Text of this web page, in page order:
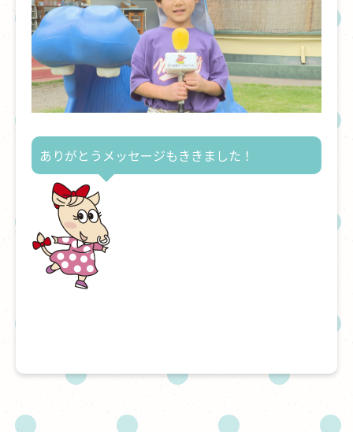
ありがとうメッセージもききました！